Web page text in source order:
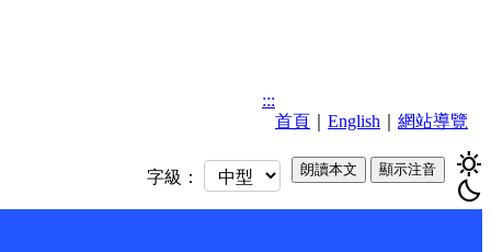
首頁 English 網站導覽
:::
sunny
bedtime
朗讀本文 顯示注音
字級：